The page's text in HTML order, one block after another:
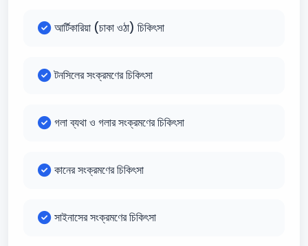
আর্টিকারিয়া (চাকা ওঠা) চিকিৎসা
টনসিলের সংক্রমণের চিকিৎসা
গলা ব্যথা ও গলার সংক্রমণের চিকিৎসা
কানের সংক্রমণের চিকিৎসা
সাইনাসের সংক্রমণের চিকিৎসা